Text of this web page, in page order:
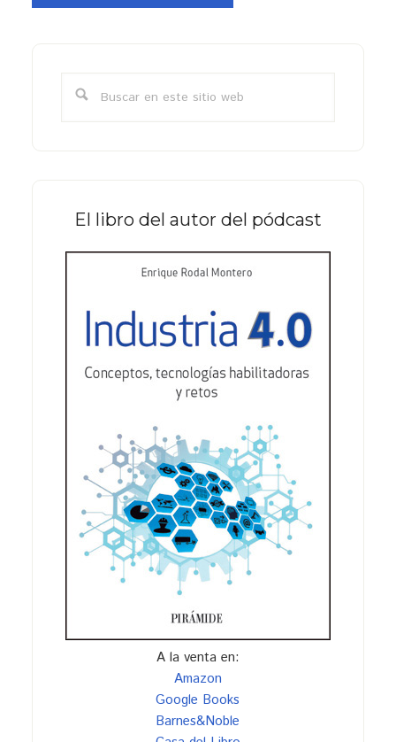
primaria
El libro del autor del pódcast
A la venta en:
Amazon
Google Books
Barnes&Noble